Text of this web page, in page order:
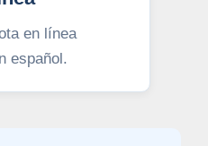
en línea
español.